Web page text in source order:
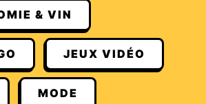
& VIN
JEUX VIDÉO
MODE